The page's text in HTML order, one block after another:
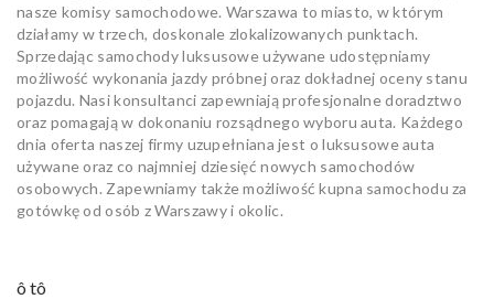
nasze komisy samochodowe. Warszawa to miasto, w którym
działamy w trzech, doskonale zlokalizowanych punktach.
Sprzedając samochody luksusowe używane udostępniamy
możliwość wykonania jazdy próbnej oraz dokładnej oceny stanu
pojazdu. Nasi konsultanci zapewniają profesjonalne doradztwo
oraz pomagają w dokonaniu rozsądnego wyboru auta. Każdego
dnia oferta naszej firmy uzupełniana jest o luksusowe auta
używane oraz co najmniej dziesięć nowych samochodów
osobowych. Zapewniamy także możliwość kupna samochodu za
gotówkę od osób z Warszawy i okolic.
ô tô